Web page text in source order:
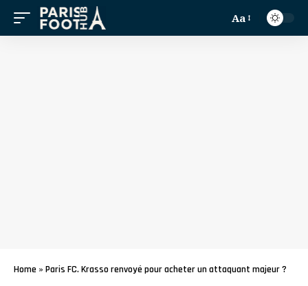
Aa
Home » Paris FC. Krasso renvoyé pour acheter un attaquant majeur ?